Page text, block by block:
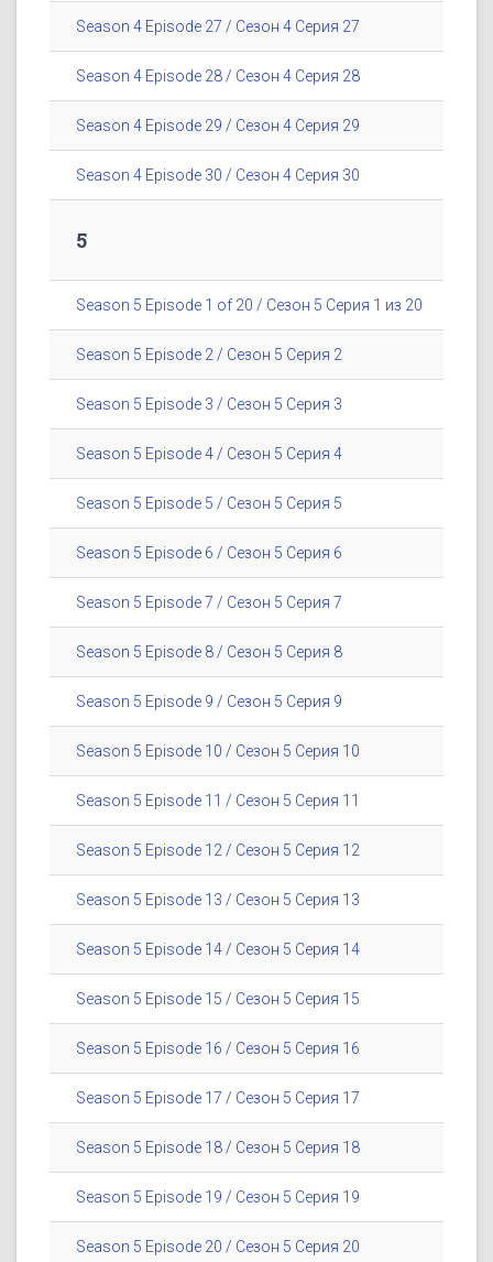
Season 4 Episode 27 / Сезон 4 Серия 27
Season 4 Episode 28 / Сезон 4 Серия 28
Season 4 Episode 29 / Сезон 4 Серия 29
Season 4 Episode 30 / Сезон 4 Серия 30
5
Season 5 Episode 1 of 20 / Сезон 5 Серия 1 из 20
Season 5 Episode 2 / Сезон 5 Серия 2
Season 5 Episode 3 / Сезон 5 Серия 3
Season 5 Episode 4 / Сезон 5 Серия 4
Season 5 Episode 5 / Сезон 5 Серия 5
Season 5 Episode 6 / Сезон 5 Серия 6
Season 5 Episode 7 / Сезон 5 Серия 7
Season 5 Episode 8 / Сезон 5 Серия 8
Season 5 Episode 9 / Сезон 5 Серия 9
Season 5 Episode 10 / Сезон 5 Серия 10
Season 5 Episode 11 / Сезон 5 Серия 11
Season 5 Episode 12 / Сезон 5 Серия 12
Season 5 Episode 13 / Сезон 5 Серия 13
Season 5 Episode 14 / Сезон 5 Серия 14
Season 5 Episode 15 / Сезон 5 Серия 15
Season 5 Episode 16 / Сезон 5 Серия 16
Season 5 Episode 17 / Сезон 5 Серия 17
Season 5 Episode 18 / Сезон 5 Серия 18
Season 5 Episode 19 / Сезон 5 Серия 19
Season 5 Episode 20 / Сезон 5 Серия 20